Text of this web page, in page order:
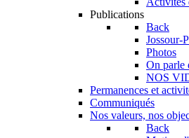
Publications
Back
Jossour-
Photos
On parle
NOS
Permanences et
Communiqués
Nos valeurs, nos
Back